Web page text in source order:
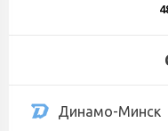
Динамо-Минск